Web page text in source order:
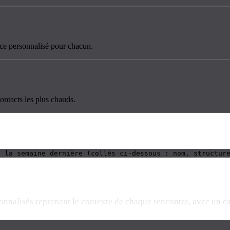
personnalisé pour chacun.
les plus chauds.
semaine dernière (collés ci-dessous : nom,
reprenant le contexte de chaque rencontre, avec un